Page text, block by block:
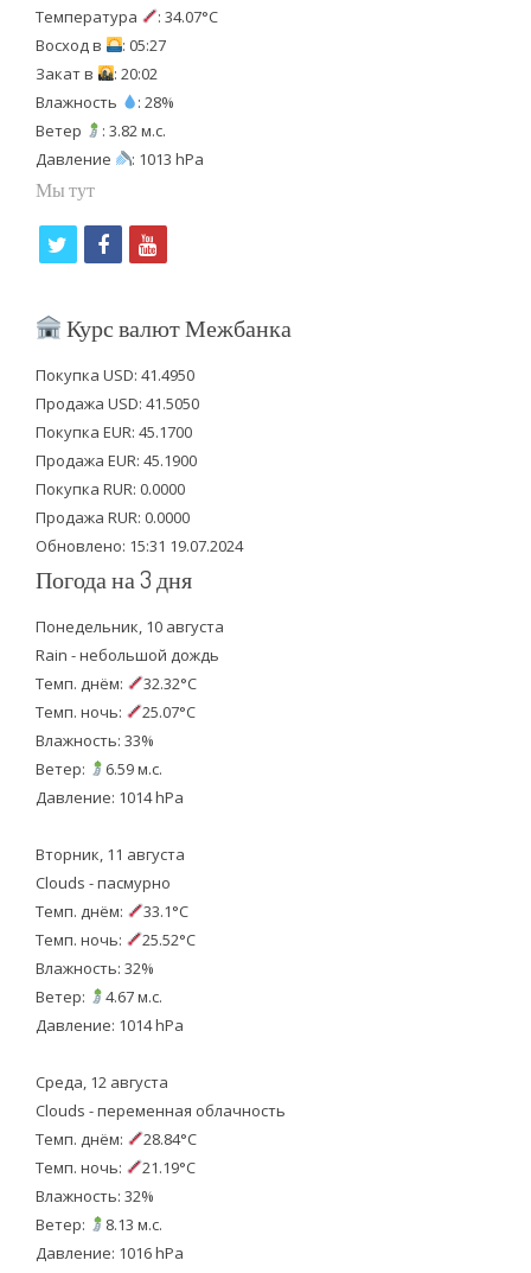
Температура
: 34.07°C
Восход в
: 05:27
Закат в
: 20:02
Влажность
: 28%
Ветер
: 3.82 м.с.
Давление
: 1013 hPa
Мы тут
i
t
e
r
f
b
o
o
k
y
u
b
e
Курс валют Межбанка
Покупка USD: 41.4950
Продажа USD: 41.5050
Покупка EUR: 45.1700
Продажа EUR: 45.1900
Покупка RUR: 0.0000
Продажа RUR: 0.0000
Обновлено: 15:31 19.07.2024
Погода на 3 дня
Понедельник, 10 августа
Rain - небольшой дождь
Темп. днём:
32.32°C
Темп. ночь:
25.07°C
Влажность: 33%
Ветер:
6.59 м.с.
Давление: 1014 hPa
Вторник, 11 августа
Clouds - пасмурно
Темп. днём:
33.1°C
Темп. ночь:
25.52°C
Влажность: 32%
Ветер:
4.67 м.с.
Давление: 1014 hPa
Среда, 12 августа
Clouds - переменная облачность
Темп. днём:
28.84°C
Темп. ночь:
21.19°C
Влажность: 32%
Ветер:
8.13 м.с.
Давление: 1016 hPa